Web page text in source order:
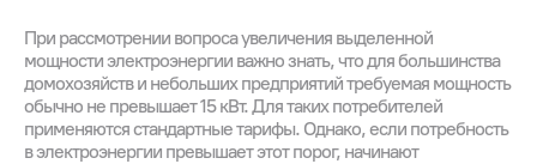
При рассмотрении вопроса увеличения выделенной
мощности электроэнергии важно знать, что для большинства
домохозяйств и небольших предприятий требуемая мощность
обычно не превышает 15 кВт. Для таких потребителей
применяются стандартные тарифы. Однако, если потребность
в электроэнергии превышает этот порог, начинают